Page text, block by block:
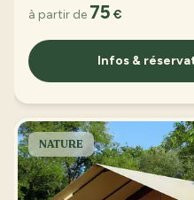
à partir de 75 €
Infos &
NATURE